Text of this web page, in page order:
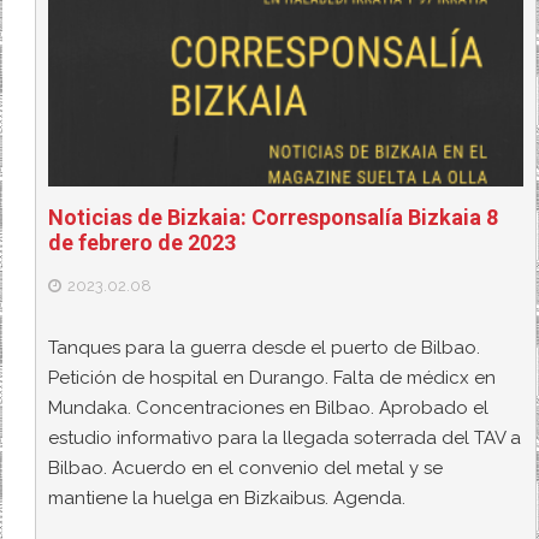
Noticias de Bizkaia: Corresponsalía Bizkaia 8
de febrero de 2023
2023.02.08
Tanques para la guerra desde el puerto de Bilbao.
Petición de hospital en Durango. Falta de médicx en
Mundaka. Concentraciones en Bilbao. Aprobado el
estudio informativo para la llegada soterrada del TAV a
Bilbao. Acuerdo en el convenio del metal y se
mantiene la huelga en Bizkaibus. Agenda.